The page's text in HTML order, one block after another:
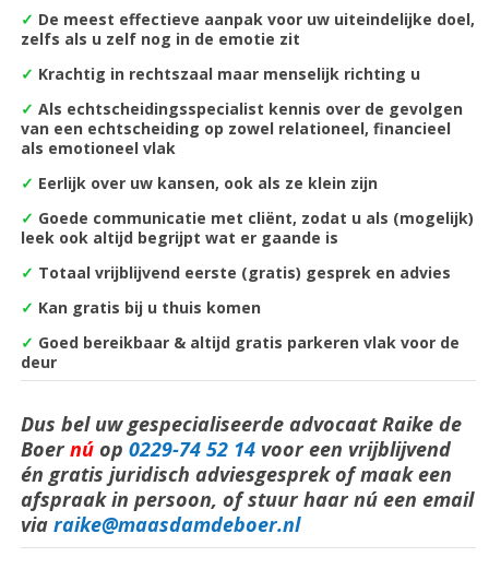
✓ De meest effectieve aanpak voor uw uiteindelijke doel,
zelfs als u zelf nog in de emotie zit
✓ Krachtig in rechtszaal maar menselijk richting u
✓ Als echtscheidingsspecialist kennis over de gevolgen
van een echtscheiding op zowel relationeel, financieel
als emotioneel vlak
✓ Eerlijk over uw kansen, ook als ze klein zijn
✓ Goede communicatie met cliënt, zodat u als (mogelijk)
leek ook altijd begrijpt wat er gaande is
✓ Totaal vrijblijvend eerste (gratis) gesprek en advies
✓ Kan gratis bij u thuis komen
✓ Goed bereikbaar & altijd gratis parkeren vlak voor de
deur
Dus bel uw gespecialiseerde advocaat Raike de
Boernúop 0229-74 52 14 voor een vrijblijvend
én gratis juridisch adviesgesprek of maak een
afspraak in persoon, of stuur haar nú een email
via raike@maasdamdeboer.nl